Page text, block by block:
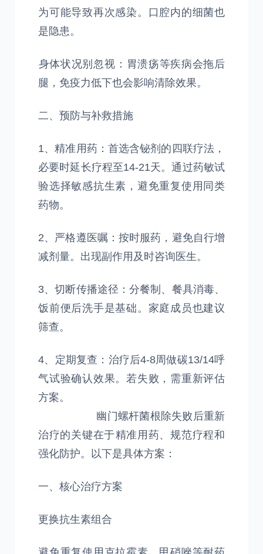
为可能导致再次感染。口腔内的细菌也
是隐患。
‌身体状况别忽视‌：胃溃疡等疾病会拖后
腿，免疫力低下也会影响清除效果。
二、预防与补救措施
1、‌精准用药‌：首选含铋剂的四联疗法，
必要时延长疗程至14-21天。通过药敏试
验选择敏感抗生素，避免重复使用同类
药物。
2、‌严格遵医嘱‌：按时服药，避免自行增
减剂量。出现副作用及时咨询医生。
3、‌切断传播途径‌：分餐制、餐具消毒、
饭前便后洗手是基础。家庭成员也建议
筛查。
4、‌定期复查‌：治疗后4-8周做碳13/14呼
气试验确认效果。若失败，需重新评估
方案。
幽门螺杆菌根除失败后重新
治疗的关键在于‌精准用药、规范疗程和
强化防护‌。以下是具体方案：
一、核心治疗方案
‌更换抗生素组合‌